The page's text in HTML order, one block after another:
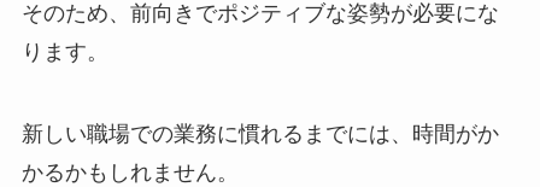
そのため、前向きでポジティブな姿勢が必要にな
ります。
新しい職場での業務に慣れるまでには、時間がか
かるかもしれません。